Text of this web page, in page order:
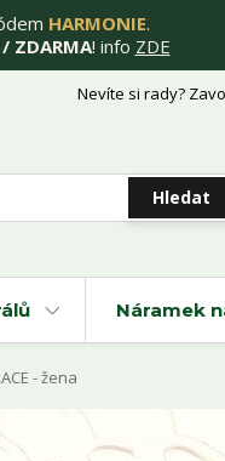
HARMONIE.
ZDARMA! info ZDE
Hledat
Nevíte si rady?
Náramek
- žena